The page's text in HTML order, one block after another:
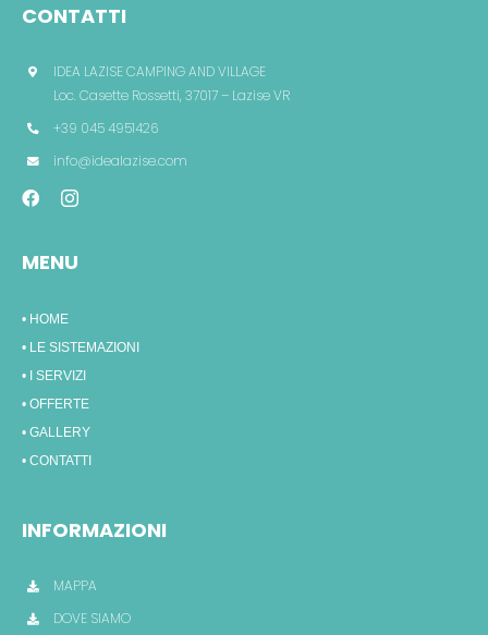
CONTATTI
IDEA LAZISE CAMPING AND VILLAGE
Loc. Casette Rossetti, 37017 – Lazise VR
+39 045 4951426
info@idealazise.com
MENU
• HOME
• LE SISTEMAZIONI
• I SERVIZI
• OFFERTE
• GALLERY
• CONTATTI
INFORMAZIONI
MAPPA
DOVE SIAMO